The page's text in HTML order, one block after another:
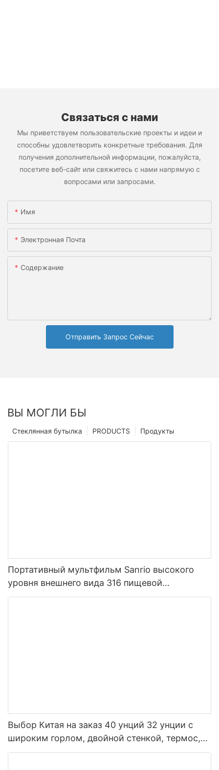
Связаться с нами
Мы приветствуем пользовательские проекты и идеи и
способны удовлетворить конкретные требования. Для
получения дополнительной информации, пожалуйста,
посетите веб-сайт или свяжитесь с нами напрямую с
вопросами или запросами.
Имя
Электронная Почта
Содержание
Отправить Запрос Сейчас
ВЫ МОГЛИ БЫ
Продукты
PRODUCTS
Стеклянная бутылка
Портативный мультфильм Sanrio высокого
уровня внешнего вида 316 пищевой
нержавеющей стали термос для детей
Выбор Китая на заказ 40 унций 32 унции с
широким горлом, двойной стенкой, термос,
изолированная спортивная бутылка для воды